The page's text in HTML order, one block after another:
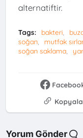
alternatiftir.
Tags: bakteri
soğan
mutfak
soğan saklama
Kopyala
Yorum Gönder